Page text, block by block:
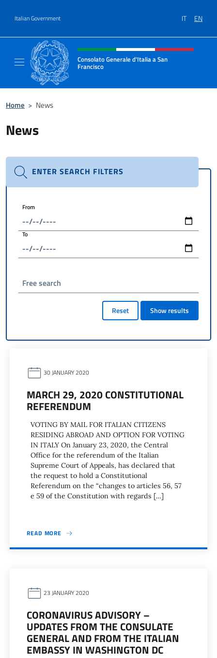
Italian Government IT EN
Header, social and menu of site
Consolato Generale d'Italia a San
Francisco
Home > News
News
ENTER SEARCH FILTERS
From
To
Free search
Reset Show results
30 JANUARY 2020
MARCH 29, 2020 CONSTITUTIONAL
REFERENDUM
VOTING BY MAIL FOR ITALIAN CITIZENS
RESIDING ABROAD AND OPTION FOR VOTING
IN ITALY On January 23, 2020, the Central
Office for the referendum of the Italian
Supreme Court of Appeals, has declared that
the request to hold a Constitutional
Referendum on the “changes to articles 56, 57
e 59 of the Constitution with regards […]
READ MORE
23 JANUARY 2020
CORONAVIRUS ADVISORY –
UPDATES FROM THE CONSULATE
GENERAL AND FROM THE ITALIAN
EMBASSY IN WASHINGTON DC